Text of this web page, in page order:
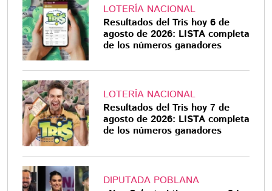
LOTERÍA NACIONAL
Resultados del Tris hoy 6 de
agosto de 2026: LISTA completa
de los números ganadores
LOTERÍA NACIONAL
Resultados del Tris hoy 7 de
agosto de 2026: LISTA completa
de los números ganadores
DIPUTADA POBLANA